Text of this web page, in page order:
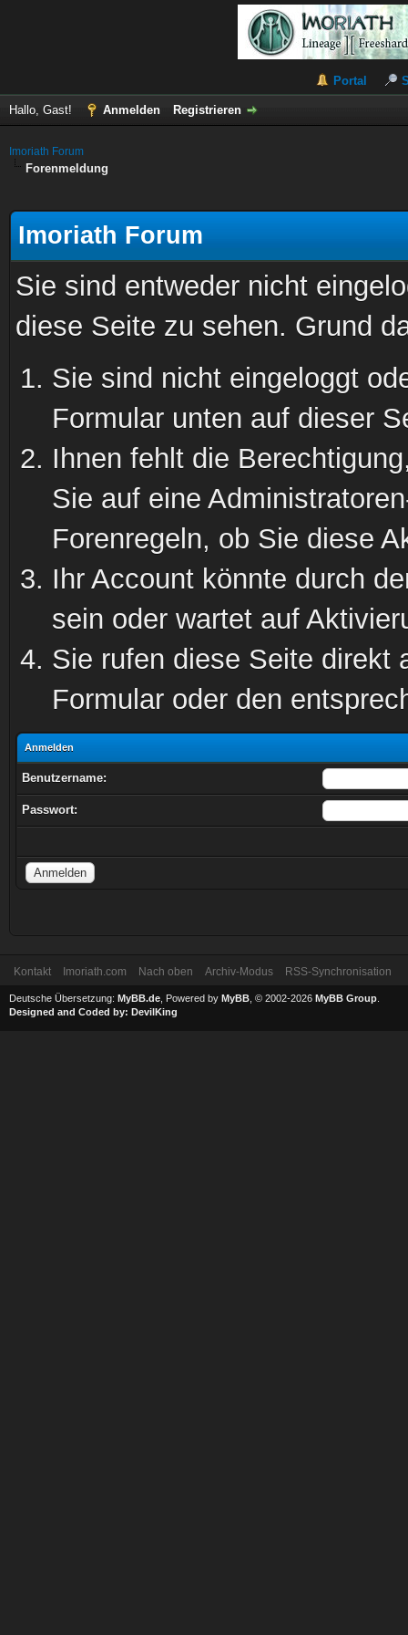
Portal
Hallo, Gast! Anmelden Registrieren
Imoriath Forum
Forenmeldung
Imoriath Forum
Sie sind entweder nicht
diese Seite zu sehen. Grund
Sie sind nicht eingeloggt
Formular unten auf dieser
Ihnen fehlt die
Sie auf eine
Forenregeln, ob Sie diese
Ihr Account könnte durch
sein oder wartet auf
Sie rufen diese Seite direkt
Formular oder den
Anmelden
Benutzername:
Passwort:
Kontakt Imoriath.com Nach oben Archiv-Modus RSS-Synchronisation
Deutsche Übersetzung: MyBB.de , Powered by MyBB , © 2002-2026 MyBB Group
Designed and Coded by: DevilKing